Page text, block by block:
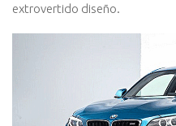
extrovertido diseño.